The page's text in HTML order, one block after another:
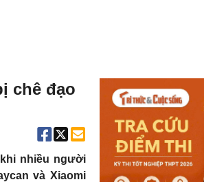
chê đạo
nhiều người
và Xiaomi